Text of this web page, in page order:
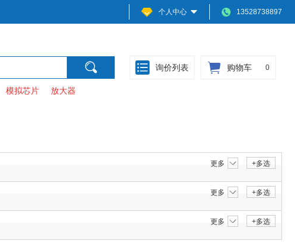
个人中心 13528738897
模拟芯片 放大器
询价列表 购物车 0
更多 +多选
更多 +多选
更多 +多选